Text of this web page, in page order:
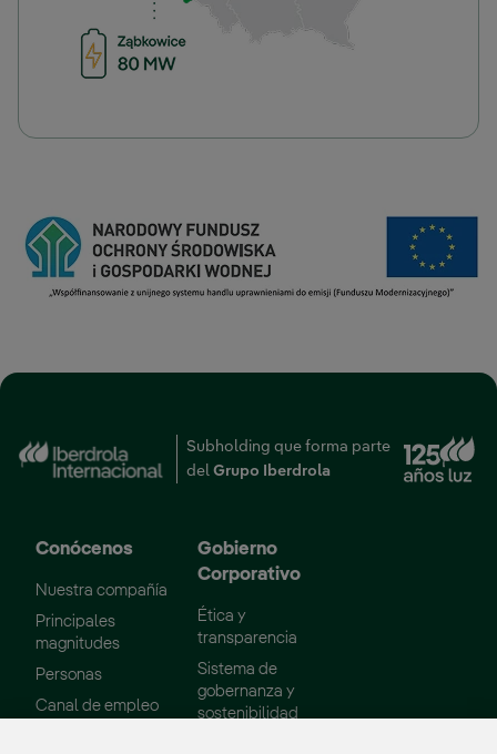
Subholding que forma parte
del Grupo IberdrolaEnlace externo, se
Conócenos
Nuestra compañía
Principales
magnitudes
Personas
Canal de empleoEnlace externo, se abre en ventana nueva.
Gobierno
Corporativo
Ética y
transparencia
Sistema de
gobernanza y
sostenibilidad